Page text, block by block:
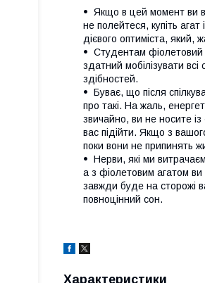
Якщо в цей момент ви
не полейтеся, купіть
дієвого оптиміста, який,
Студентам фіолетовий
здатний мобілізувати
здібностей.
Буває, що після
про такі. На жаль,
звичайно, ви не носите
вас підійти. Якщо з
поки вони не припинять
Нерви, які ми
а з фіолетовим агатом
завжди буде на сторожі
повноцінний сон.
Характеристики